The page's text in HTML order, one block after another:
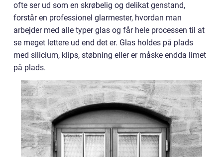
ofte ser ud som en skrøbelig og delikat genstand,
forstår en professionel glarmester, hvordan man
arbejder med alle typer glas og får hele processen til at
se meget lettere ud end det er. Glas holdes på plads
med silicium, klips, støbning eller er måske endda limet
på plads.